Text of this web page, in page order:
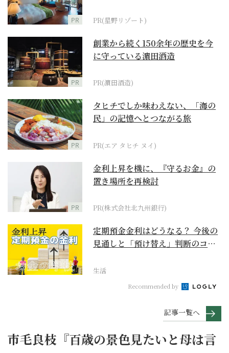
PR PR(星野リゾート)
PR
創業から続く150余年の歴史を今
に守っている濵田酒造
PR(濵田酒造)
PR
タヒチでしか味わえない、「海の
民」の記憶へとつながる旅
PR(エア タヒチ ヌイ)
PR
金利上昇を機に、『守るお金』の
置き場所を再検討
PR(株式会社北九州銀行)
定期預金金利はどうなる？ 今後の
見通しと「預け替え」判断のコツ
生活
Recommended by
記事一覧へ
市毛良枝『百歳の景色見たいと母は言